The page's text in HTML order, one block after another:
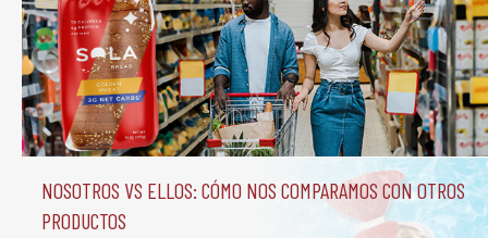
Nosotros vs Ellos: Cómo nos comparamos con otros
productos